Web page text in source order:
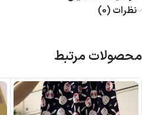
نظرات (0)
محصولات مرتبط